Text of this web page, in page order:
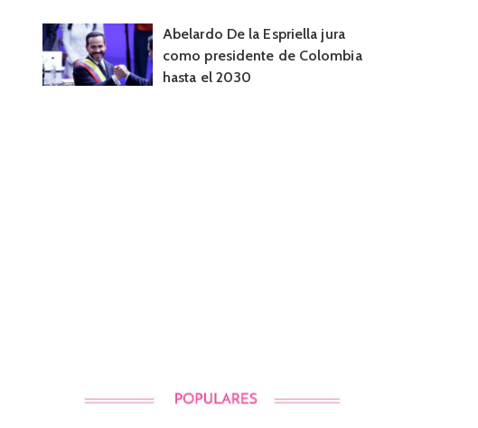
Abelardo De la Espriella jura
como presidente de Colombia
hasta el 2030